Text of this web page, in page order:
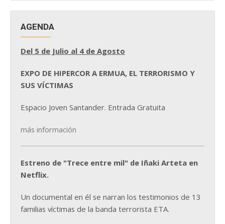
AGENDA
Del 5 de Julio al 4 de Agosto
EXPO DE HIPERCOR A ERMUA, EL TERRORISMO Y
SUS VÍCTIMAS
Espacio Joven Santander. Entrada Gratuita
más información
Estreno de "Trece entre mil" de Iñaki Arteta en
Netflix.
Un documental en él se narran los testimonios de 13
familias víctimas de la banda terrorista ETA.